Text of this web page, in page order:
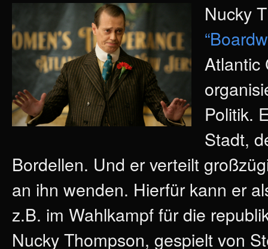
Nucky
Atlantic
Politik.
Stadt,
Bordellen. Und er verteilt
an ihn wenden. Hierfür kann er
z.B. im Wahlkampf für die
Nucky Thompson, gespielt von